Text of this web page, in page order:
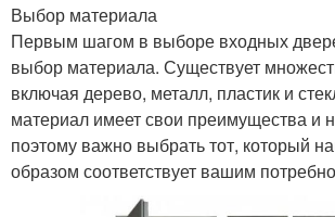
Выбор материала
Первым шагом в выборе входных
выбор материала. Существует
включая дерево, металл, пластик и
материал имеет свои преимущества и
поэтому важно выбрать тот, который
образом соответствует вашим